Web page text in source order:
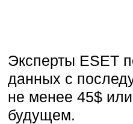
Эксперты ESET
данных с
не менее 45$
будущем.